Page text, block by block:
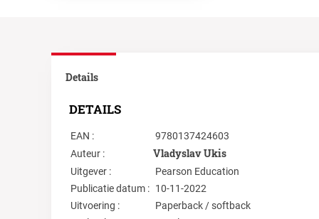
Details
DETAILS
EAN :
9780137424603
Auteur :
Vladyslav Ukis
Uitgever :
Pearson Education
Publicatie datum : 10-11-2022
Uitvoering :
Paperback / softback